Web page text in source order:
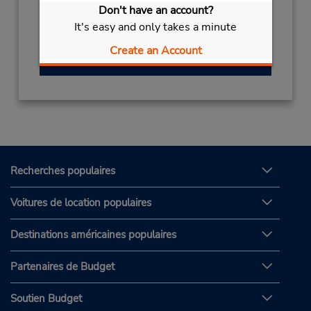
Don't have an account?
It's easy and only takes a minute
Create an Account
Sun - Wed 8:00 AM - 5:00 PM; Fri - Sat 8:00
AM - 5:00 PM
Obtenir un itinéraire
Recherches populaires
Voitures de location populaires
Destinations américaines populaires
Partenaires de Budget
Soutien Budget